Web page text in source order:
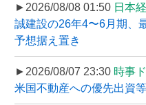
►2026/08/08 01:50 日本
誠建設の26年4〜6月期、
予想据え置き
►2026/08/07 23:30 時事
米国不動産への優先出資